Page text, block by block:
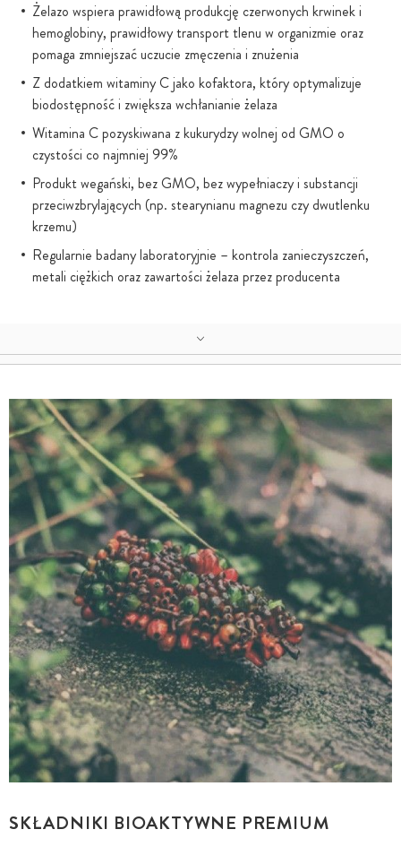
Żelazo wspiera prawidłową produkcję czerwonych krwinek i
hemoglobiny, prawidłowy transport tlenu w organizmie oraz
pomaga zmniejszać uczucie zmęczenia i znużenia
Z dodatkiem witaminy C jako kofaktora, który optymalizuje
biodostępność i zwiększa wchłanianie żelaza
Witamina C pozyskiwana z kukurydzy wolnej od GMO o
czystości co najmniej 99%
Produkt wegański, bez GMO, bez wypełniaczy i substancji
przeciwzbrylających (np. stearynianu magnezu czy dwutlenku
krzemu)
Regularnie badany laboratoryjnie – kontrola zanieczyszczeń,
metali ciężkich oraz zawartości żelaza przez producenta
SKŁADNIKI BIOAKTYWNE PREMIUM